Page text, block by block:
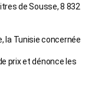
de Sousse, 8 832
la Tunisie concernée
prix et dénonce les